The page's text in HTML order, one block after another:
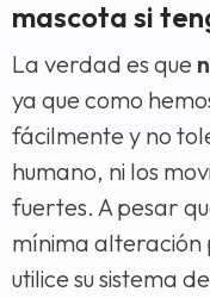
mascota si
La verdad es que
ya que como
fácilmente y no
humano, ni los
fuertes. A pesar
mínima alteración
utilice su sistema